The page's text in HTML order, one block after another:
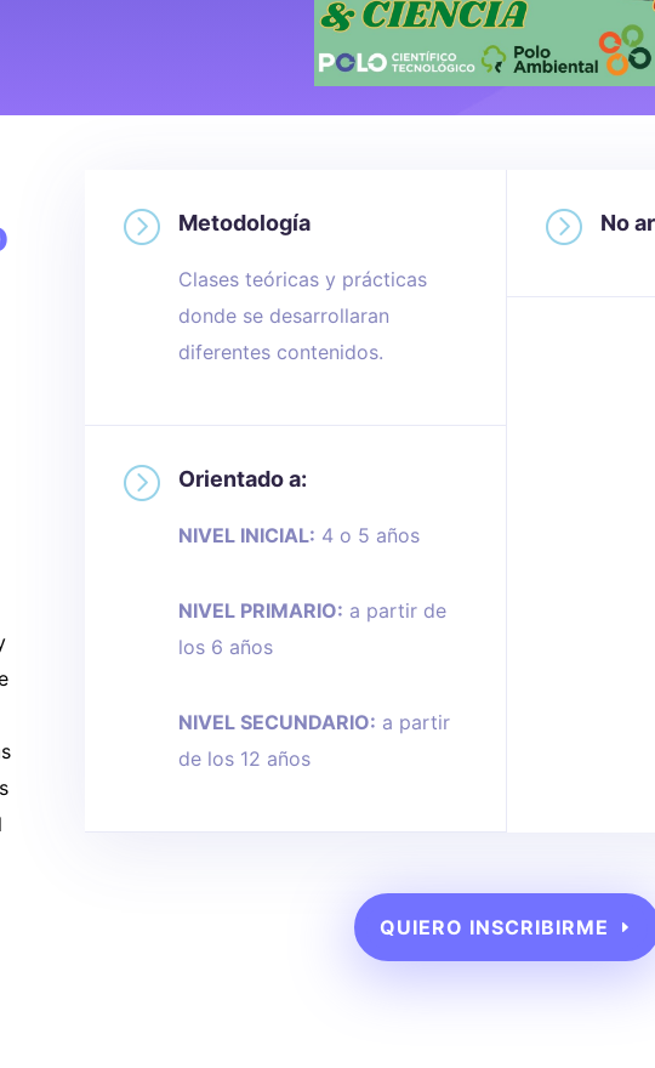
= Metodología
Clases teóricas y prácticas
donde se desarrollaran
diferentes contenidos.
= Orientado a:
NIVEL INICIAL: 4 o 5 años
NIVEL PRIMARIO: a partir de
los 6 años
NIVEL SECUNDARIO: a partir
de los 12 años
= No
QUIERO INSCRIBIRME